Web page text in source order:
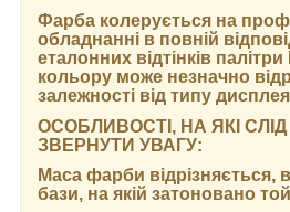
Фарба колерується на
обладнанні в повній
еталонних відтінків
кольору може незначно
залежності від типу
ОСОБЛИВОСТІ, НА ЯКІ
ЗВЕРНУТИ УВАГУ:
Маса фарби відрізняється,
бази, на якій затоновано